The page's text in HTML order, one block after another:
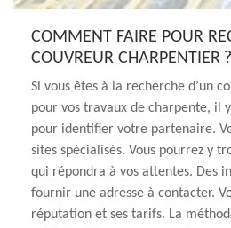
COMMENT FAIRE POUR
COUVREUR CHARPENTIER ?
Si vous êtes à la recherche d’un
pour vos travaux de charpente, il
pour identifier votre partenaire.
sites spécialisés. Vous pourrez y
qui répondra à vos attentes. Des
fournir une adresse à contacter.
réputation et ses tarifs. La